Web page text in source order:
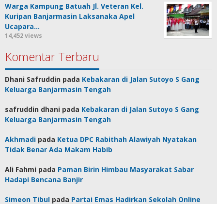
Warga Kampung Batuah Jl. Veteran Kel.
Kuripan Banjarmasin Laksanaka Apel
Ucapara…
14,452 views
Komentar Terbaru
Dhani Safruddin pada Kebakaran di Jalan Sutoyo S Gang
Keluarga Banjarmasin Tengah
safruddin dhani pada Kebakaran di Jalan Sutoyo S Gang
Keluarga Banjarmasin Tengah
Akhmadi pada Ketua DPC Rabithah Alawiyah Nyatakan
Tidak Benar Ada Makam Habib
Ali Fahmi pada Paman Birin Himbau Masyarakat Sabar
Hadapi Bencana Banjir
Simeon Tibul pada Partai Emas Hadirkan Sekolah Online